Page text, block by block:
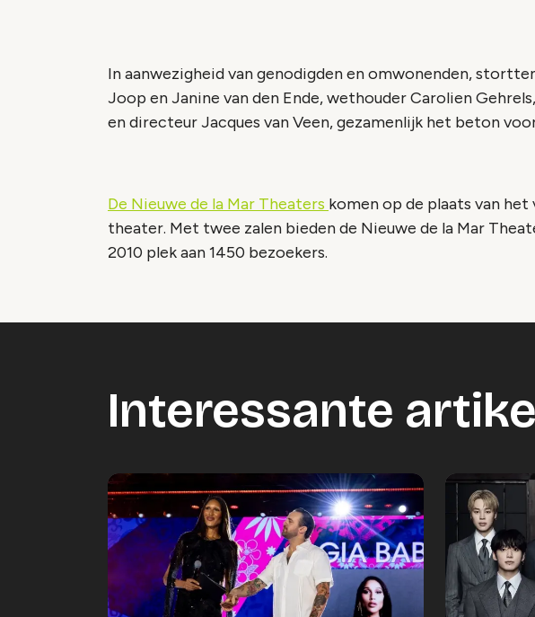
In aanwezigheid van genodigden en omwonenden,
Joop en Janine van den Ende, wethouder Carolien
en directeur Jacques van Veen, gezamenlijk het beton
De Nieuwe de la Mar Theaters komen op de plaats van
theater. Met twee zalen bieden de Nieuwe de la Mar
2010 plek aan 1450 bezoekers.
Interessante